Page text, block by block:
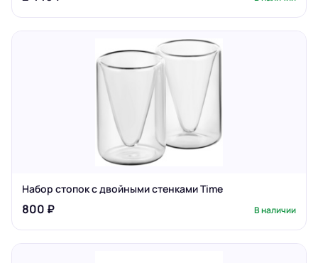
Набор стопок с двойными стенками Time
800 ₽ В наличии